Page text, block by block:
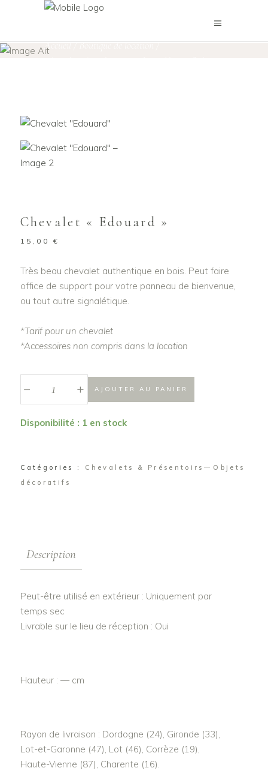
Accueil/Boutique de location/
Chevalet « Edouard »
15,00€
Très beau chevalet authentique en bois. Peut faire
office de support pour votre panneau de bienvenue,
ou tout autre signalétique.
*Tarif pour un chevalet
*Accessoires non compris dans la location
+ AJOUTER AU PANIER
Disponibilité : 1 en stock
Catégories : Chevalets & Présentoirs
Objets
décoratifs
Description
Peut-être utilisé en extérieur : Uniquement par
temps sec
Livrable sur le lieu de réception : Oui
Hauteur : — cm
Rayon de livraison : Dordogne (24), Gironde (33),
Lot-et-Garonne (47), Lot (46), Corrèze (19),
Haute-Vienne (87), Charente (16).